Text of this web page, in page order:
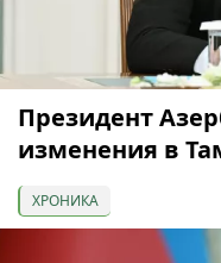
Президент
изменения в
ХРОНИКА